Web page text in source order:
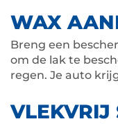
WAX
Breng een
om de lak te
regen. Je auto
VLEKVRIJ